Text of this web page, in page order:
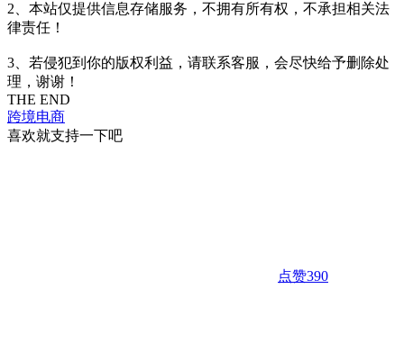
2、本站仅提供信息存储服务，不拥有所有权，不承担相关法
律责任！
3、若侵犯到你的版权利益，请联系客服，会尽快给予删除处
理，谢谢！
THE END
跨境电商
喜欢就支持一下吧
点赞390